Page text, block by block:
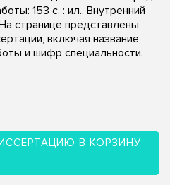
153 с. : ил.. Внутренний
странице представлены
включая название,
и шифр специальности.
В КОРЗИНУ